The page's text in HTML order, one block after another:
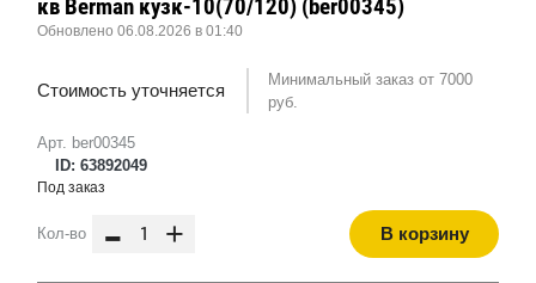
Арт. ber00345
ID: 63892049
кв Berman кузк-10(70/120) (ber00345)
Обновлено 06.08.2026 в 01:40
Стоимость уточняется
Минимальный заказ от 7000
руб.
Под заказ
Кол-во - + В корзину